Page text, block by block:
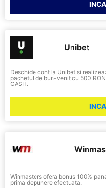
Unibet
Deschide cont la Unibet si
pachetul de bun-venit cu 500
CASH.
Winmasters ofera bonus 100%
prima depunere efectuata.